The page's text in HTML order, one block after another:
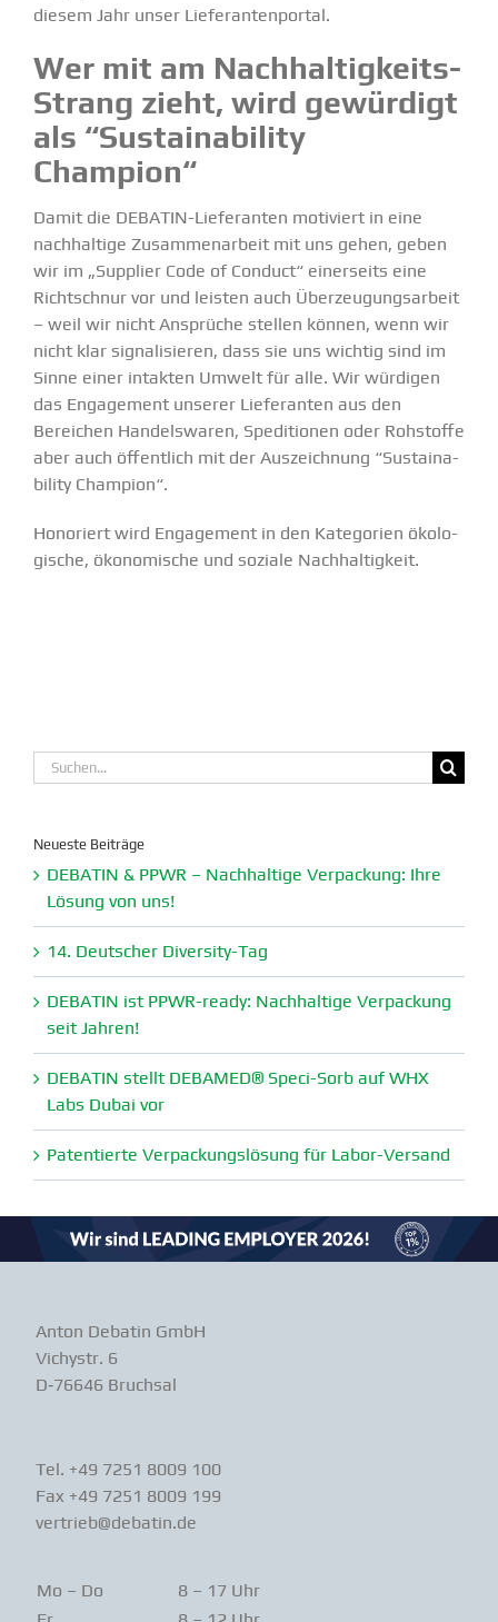
diesem Jahr unser Liefe­ran­ten­portal.
Wer mit am Nachhal­­ti­g­keits-
Strang zieht, wird gewürdigt
als “Sustaina­bility
Champion“
Damit die DEBATIN-Liefe­ranten motiviert in eine
nachhaltige Zusam­men­arbeit mit uns gehen, geben
wir im „Supplier Code of Conduct“ einer­seits eine
Richt­schnur vor und leisten auch Überzeu­gungs­arbeit
– weil wir nicht Ansprüche stellen können, wenn wir
nicht klar signa­li­sieren, dass sie uns wichtig sind im
Sinne einer intakten Umwelt für alle. Wir würdigen
das Engagement unserer Liefe­ranten aus den
Bereichen Handels­waren, Spedi­tionen oder Rohstoffe
aber auch öffentlich mit der Auszeichnung “Sustaina­
bility Champion“.
Honoriert wird Engagement in den Kategorien ökolo­
gische, ökono­mische und soziale Nachhal­tigkeit.
Suche
nach:
Neueste Beiträge
DEBATIN & PPWR – Nachhaltige Verpa­ckung: Ihre
Lösung von uns!
14. Deutscher Diversity-Tag
DEBATIN ist PPWR-ready: Nachhaltige Verpa­ckung
seit Jahren!
DEBATIN stellt DEBAMED® Speci-Sorb auf WHX
Labs Dubai vor
Paten­tierte Verpa­ckungs­lösung für Labor-Versand
Anton Debatin GmbH
Vichystr. 6
D‑76646 Bruchsal
Tel. +49 7251 8009 100
Fax +49 7251 8009 199
vertrieb@debatin.de
Mo – Do
8 – 17 Uhr